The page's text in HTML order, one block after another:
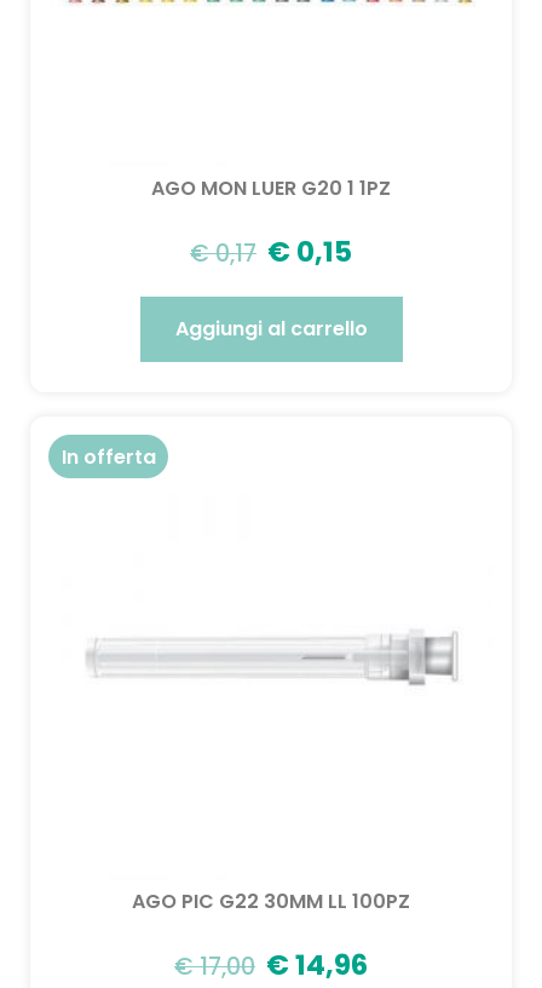
AGO MON LUER G20 1 1PZ
€0,17 € 0,15
Aggiungi al carrello
In offerta
AGO PIC G22 30MM LL 100PZ
€17,00 €14,96